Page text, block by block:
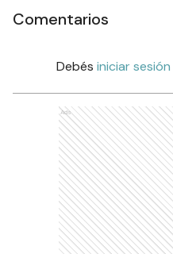
Comentarios
Debés iniciar sesión
Ads